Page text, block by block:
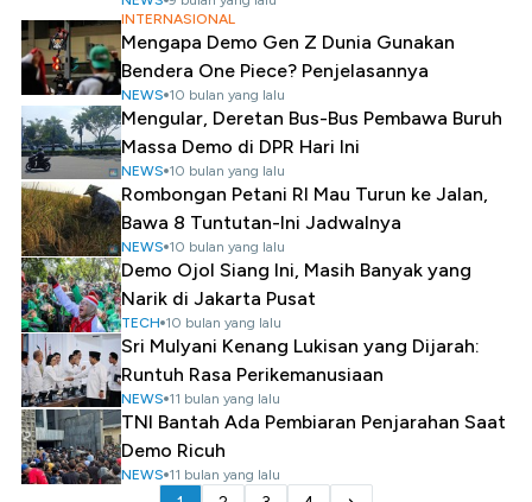
INTERNASIONAL
Mengapa Demo Gen Z Dunia Gunakan
Bendera One Piece? Penjelasannya
NEWS 10 bulan yang lalu
Mengular, Deretan Bus-Bus Pembawa Buruh
Massa Demo di DPR Hari Ini
NEWS 10 bulan yang lalu
Rombongan Petani RI Mau Turun ke Jalan,
Bawa 8 Tuntutan-Ini Jadwalnya
NEWS 10 bulan yang lalu
Demo Ojol Siang Ini, Masih Banyak yang
Narik di Jakarta Pusat
TECH 10 bulan yang lalu
Sri Mulyani Kenang Lukisan yang Dijarah:
Runtuh Rasa Perikemanusiaan
NEWS 11 bulan yang lalu
TNI Bantah Ada Pembiaran Penjarahan Saat
Demo Ricuh
NEWS 11 bulan yang lalu